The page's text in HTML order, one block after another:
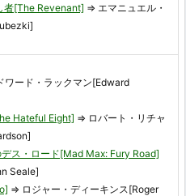
者[The Revenant] ⇒ エマニュエル・
ワード・ラックマン[Edward
Hateful Eight] ⇒ ロバート・リチャ
ス・ロード[Mad Max: Fury Road]
Seale]
⇒ ロジャー・ディーキンス[Roger